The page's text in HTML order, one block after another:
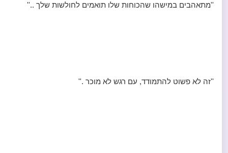
''מתאהבים במישהו שהכוחות שלו תואמים לחולשות שלך ..''
''זה לא פשוט להתמודד, עם רגש לא מוכר .''